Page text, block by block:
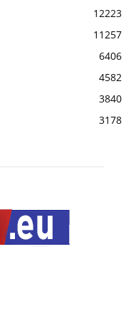
12223
11257
6406
4582
3840
3178